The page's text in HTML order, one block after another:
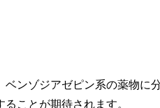
ンゾジアゼピン系の薬物に
ことが期待されます。